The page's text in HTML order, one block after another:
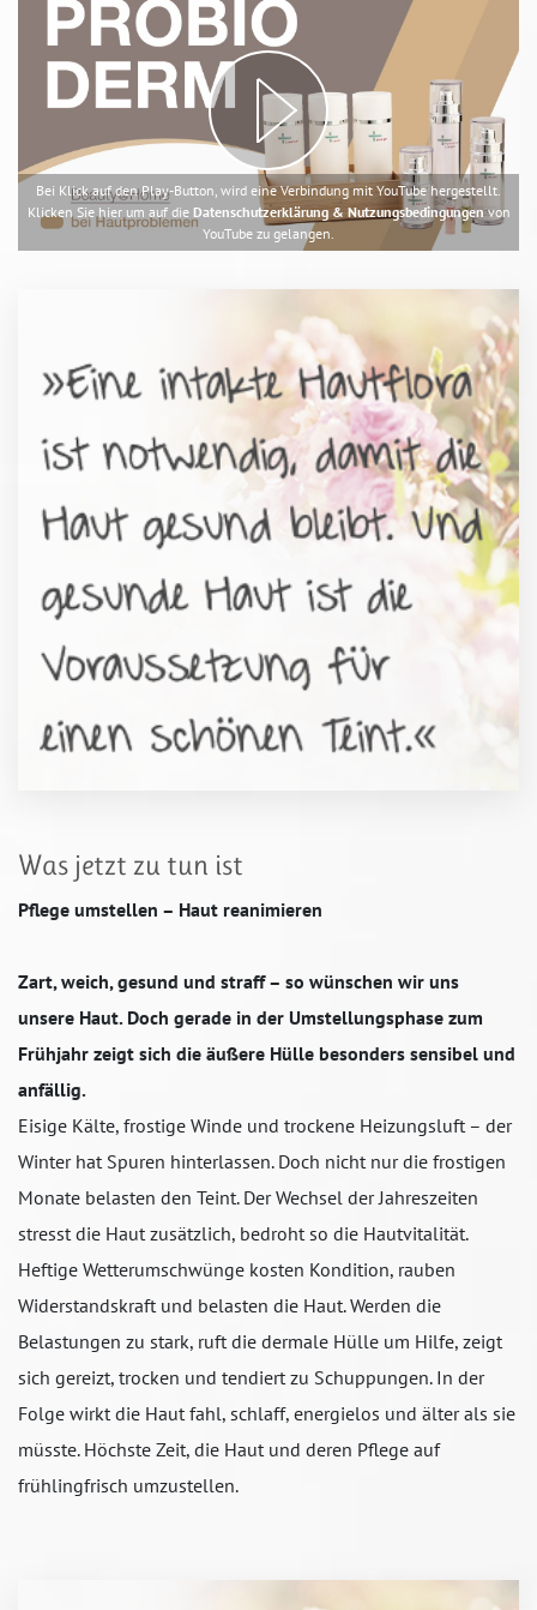
Bei Klick auf den Play-Button, wird eine Verbindung mit YouTube hergestellt.
Klicken Sie hier um auf die Datenschutzerklärung & Nutzungsbedingungenvon
YouTube zu gelangen.
Was jetzt zu tun ist
Pflege umstellen – Haut reanimieren
Zart, weich, gesund und straff – so wünschen wir uns
unsere Haut. Doch gerade in der Umstellungsphase zum
Frühjahr zeigt sich die äußere Hülle besonders sensibel und
anfällig.
Eisige Kälte, frostige Winde und trockene Heizungsluft – der
Winter hat Spuren hinterlassen. Doch nicht nur die frostigen
Monate belasten den Teint. Der Wechsel der Jahreszeiten
stresst die Haut zusätzlich, bedroht so die Hautvitalität.
Heftige Wetterumschwünge kosten Kondition, rauben
Widerstandskraft und belasten die Haut. Werden die
Belastungen zu stark, ruft die dermale Hülle um Hilfe, zeigt
sich gereizt, trocken und tendiert zu Schuppungen. In der
Folge wirkt die Haut fahl, schlaff, energielos und älter als sie
müsste. Höchste Zeit, die Haut und deren Pflege auf
frühlingfrisch umzustellen.